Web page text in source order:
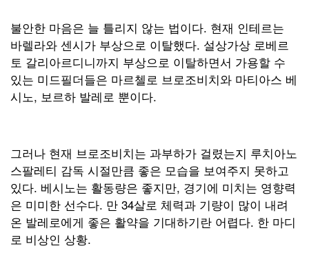
불안한 마음은 늘 틀리지 않는 법이다. 현재 인테르는
바렐라와 센시가 부상으로 이탈했다. 설상가상 로베르
토 갈리아르디니까지 부상으로 이탈하면서 가용할 수
있는 미드필더들은 마르첼로 브로조비치와 마티아스 베
시노, 보르하 발레로 뿐이다.
그러나 현재 브로조비치는 과부하가 걸렸는지 루치아노
스팔레티 감독 시절만큼 좋은 모습을 보여주지 못하고
있다. 베시노는 활동량은 좋지만, 경기에 미치는 영향력
은 미미한 선수다. 만 34살로 체력과 기량이 많이 내려
온 발레로에게 좋은 활약을 기대하기란 어렵다. 한 마디
로 비상인 상황.